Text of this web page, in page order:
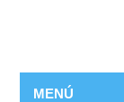
MENÚ